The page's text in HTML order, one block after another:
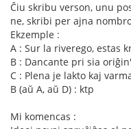
Ĉiu skribu verson, unu
ne, skribi per ajna
Ekzemple :
A : Sur la riverego, estas
B : Dancante pri sia oriĝin'
C : Plena je lakto kaj
B (aŭ A, aŭ D) : ktp
Mi komencas :